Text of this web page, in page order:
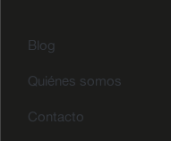
Blog
Quiénes somos
Contacto